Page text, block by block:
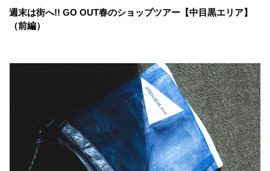
週末は街へ!! GO OUT春のショップツアー【中目黒エリア】
（前編）